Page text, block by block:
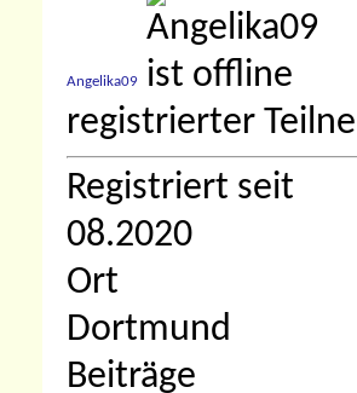
Angelika09
registrierter
Registriert seit
08.2020
Ort
Dortmund
Beiträge